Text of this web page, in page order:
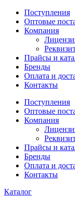
Поступления
Оптовые
Компания
Прайсы и
Бренды
Оплата и
Контакты
Поступления
Оптовые
Компания
Прайсы и
Бренды
Оплата и
Контакты
Каталог